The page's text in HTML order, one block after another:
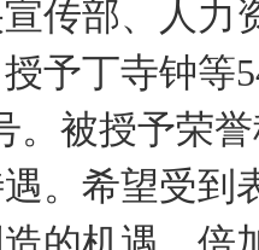
传部、人力
予丁寺钟等
。被授予荣
。希望受到